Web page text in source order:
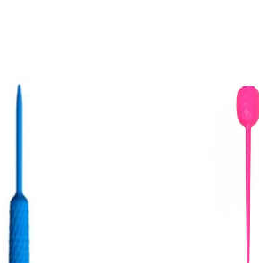
dịch vệ sinh phụ nữ trước khi sử